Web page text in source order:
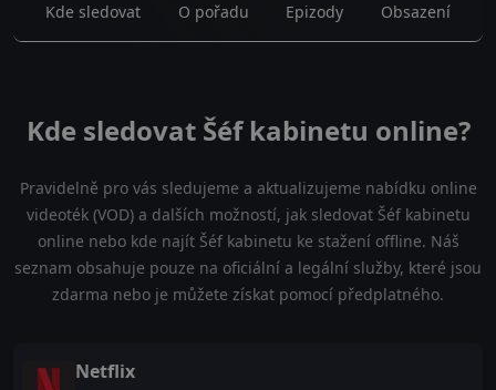
Kde sledovat O pořadu Epizody Obsazení
Kde sledovat Šéf kabinetu online?
Pravidelně pro vás sledujeme a aktualizujeme nabídku online
videoték (VOD) a dalších možností, jak sledovat Šéf kabinetu
online nebo kde najít Šéf kabinetu ke stažení offline. Náš
seznam obsahuje pouze na oficiální a legální služby, které jsou
zdarma nebo je můžete získat pomocí předplatného.
Netflix